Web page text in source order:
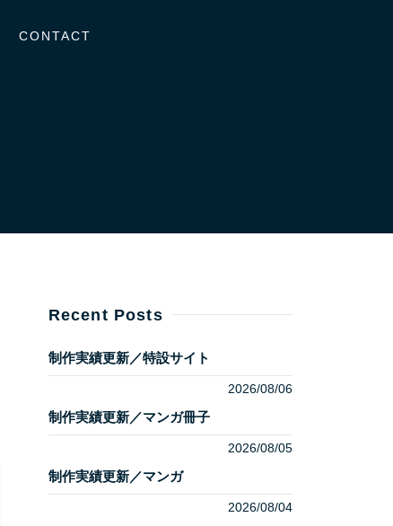
CONTACT
Recent Posts
制作実績更新／特設サイト
2026/08/06
制作実績更新／マンガ冊子
2026/08/05
制作実績更新／マンガ
2026/08/04